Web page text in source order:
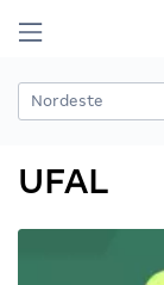
UFAL